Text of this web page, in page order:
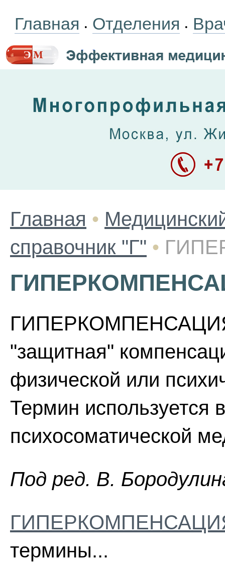
Главная • Отделения •
Главная •
справочник "Г" •
ГИПЕРКОМПЕНСАЦИЯ
"защитная"
физической или
Термин используется
психосоматической
Пoд peд. B.
термины...